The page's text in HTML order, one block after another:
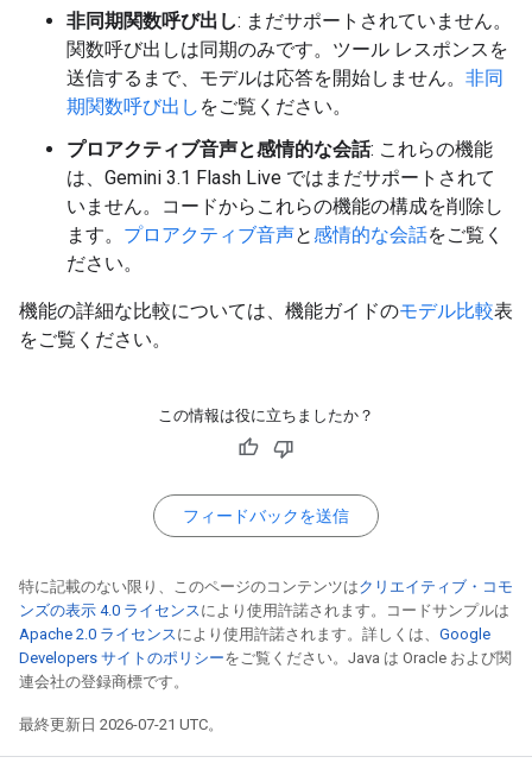
非同期関数呼び出し: まだサポートされていません。
関数呼び出しは同期のみです。ツール レスポンスを
送信するまで、モデルは応答を開始しません。 非同
期関数呼び出し をご覧ください。
プロアクティブ音声と感情的な会話: これらの機能
は、Gemini 3.1 Flash Live ではまだサポートされて
いません。コードからこれらの機能の構成を削除し
ます。 プロアクティブ音声と感情的な会話をご覧く
ださい。
機能の詳細な比較については、機能ガイドのモデル比較表
をご覧ください。
この情報は役に立ちましたか？
フィードバックを送信
特に記載のない限り、このページのコンテンツはクリエイティブ・コモ
ンズの表示 4.0 ライセンスにより使用許諾されます。コードサンプルは
Apache 2.0 ライセンスにより使用許諾されます。詳しくは、 Google
Developers サイトのポリシーをご覧ください。Java は Oracle および関
連会社の登録商標です。
最終更新日 2026-07-21 UTC。